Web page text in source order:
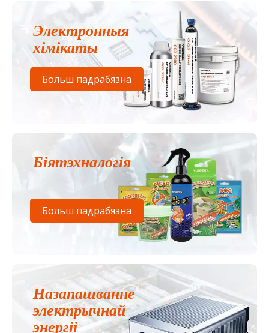
Электронныя
хімікаты
Больш падрабязна
Біятэхналогія
Больш падрабязна
Назапашванне
электрычнай
энергіі